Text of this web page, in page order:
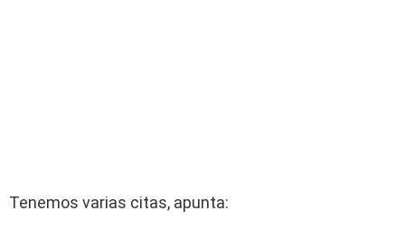
Tenemos varias citas, apunta: